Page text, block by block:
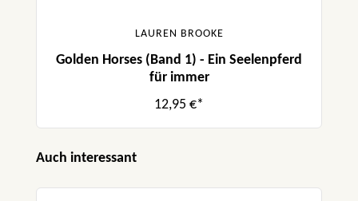
LAUREN BROOKE
Golden Horses (Band 1) - Ein Seelenpferd
für immer
12,95 €*
Produktgalerie überspringen
Auch interessant